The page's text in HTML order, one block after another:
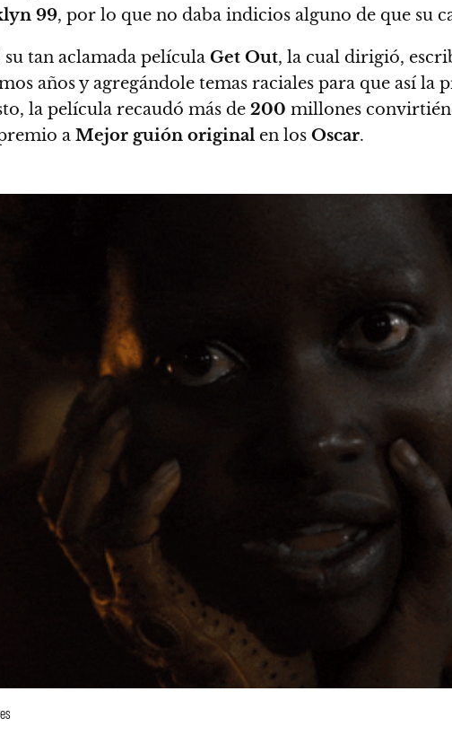
99, por lo que no daba indicios alguno de que su
tan aclamada película Get Out, la cual dirigió,
años y agregándole temas raciales para que así la
la película recaudó más de 200 millones
a Mejor guión original en los Oscar.